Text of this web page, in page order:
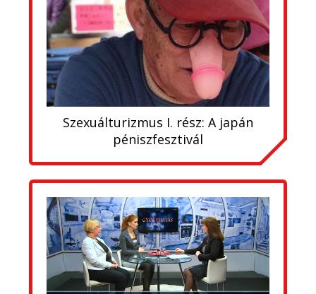
Szexuálturizmus I. rész: A japán
péniszfesztivál